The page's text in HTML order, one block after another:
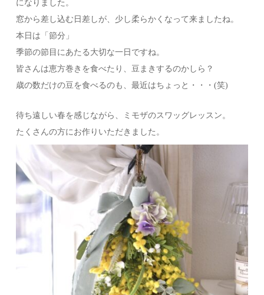
になりました。
窓から差し込む日差しが、少し柔らかくなって来ましたね。
本日は「節分」
季節の節目にあたる大切な一日ですね。
皆さんは恵方巻きを食べたり、豆まきするのかしら？
歳の数だけの豆を食べるのも、最近はちょっと・・・(笑)
待ち遠しい春を感じながら、ミモザのスワッグレッスン。
たくさんの方にお作りいただきました。